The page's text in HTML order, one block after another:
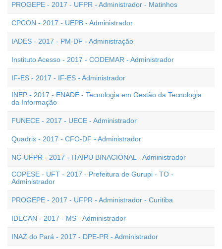
PROGEPE - 2017 - UFPR - Administrador - Matinhos
CPCON - 2017 - UEPB - Administrador
IADES - 2017 - PM-DF - Administração
Instituto Acesso - 2017 - CODEMAR - Administrador
IF-ES - 2017 - IF-ES - Administrador
INEP - 2017 - ENADE - Tecnologia em Gestão da Tecnologia
da Informação
FUNECE - 2017 - UECE - Administrador
Quadrix - 2017 - CFO-DF - Administrador
NC-UFPR - 2017 - ITAIPU BINACIONAL - Administrador
COPESE - UFT - 2017 - Prefeitura de Gurupi - TO -
Administrador
PROGEPE - 2017 - UFPR - Administrador - Curitiba
IDECAN - 2017 - MS - Administrador
INAZ do Pará - 2017 - DPE-PR - Administrador